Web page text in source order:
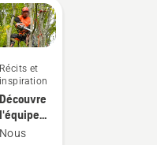
Récits et
inspiration
Découvrez
l'équipe
H
Nous